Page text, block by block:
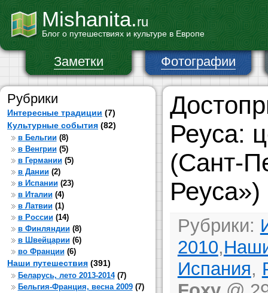
Mishanita.ru
Блог о путешествиях и культуре в Европе
Заметки Фотографии
Рубрики
Интересные традиции (7)
Культурные события (82)
в Бельгии(8)
в Венгрии(5)
в Германии(5)
в Дании(2)
в Испании(23)
в Италии(4)
в Латвии(1)
в России(14)
в Финляндии(8)
в Швейцарии(6)
во Франции(6)
Наши путешествия (391)
Беларусь, лето 2013-2014(7)
Бельгия-Франция, весна 2009(7)
Реуса:
(Сант-
Реуса»)
Рубрики:
2010,
Испания,